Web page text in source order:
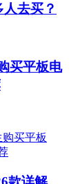
去买？
买平板电